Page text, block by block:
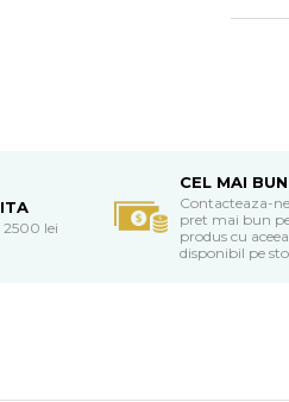
2500 lei
CEL MAI
Contacteaza-
pret mai bun
produs cu
disponibil pe